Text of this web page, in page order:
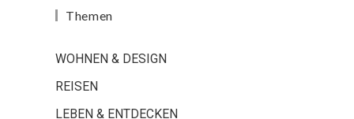
Themen
WOHNEN & DESIGN
REISEN
LEBEN & ENTDECKEN